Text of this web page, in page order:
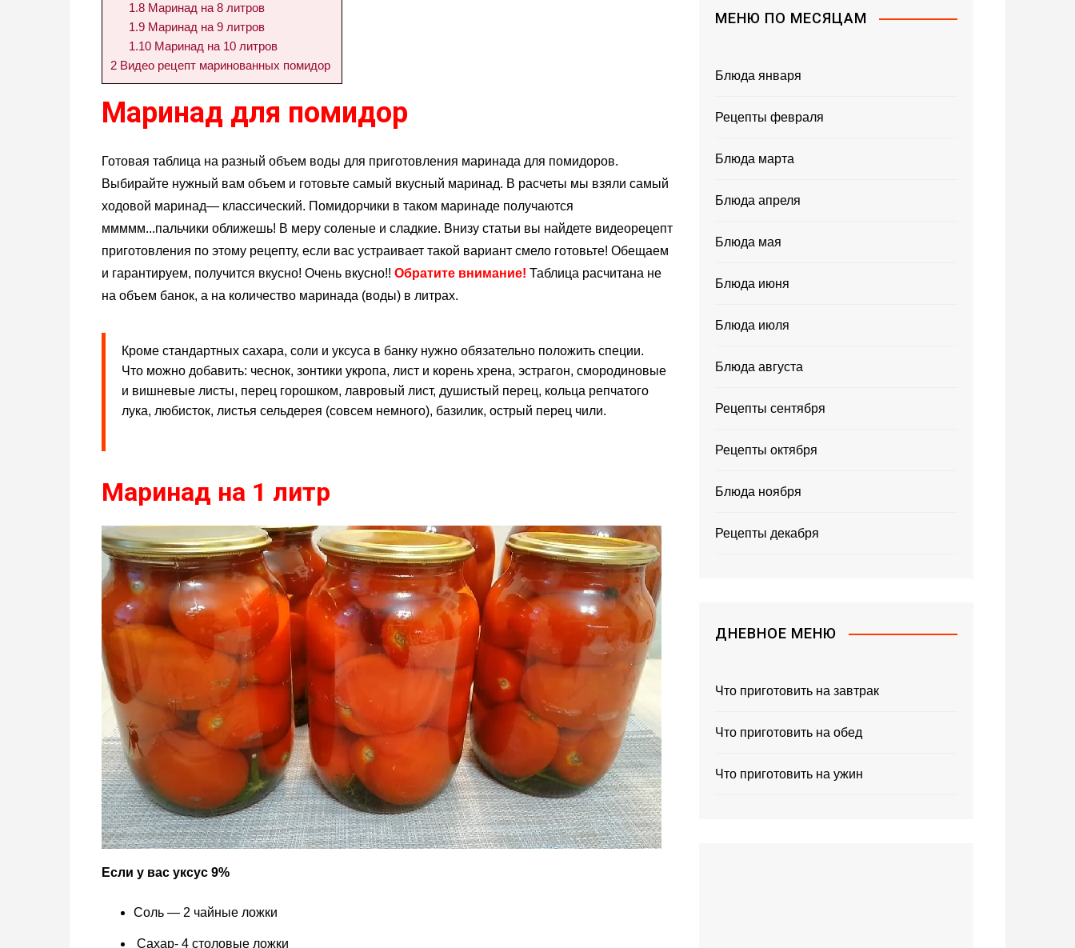
1.8Маринад на 8 литров
1.9Маринад на 9 литров
1.10Маринад на 10 литров
2 Видео рецепт маринованных помидор
Маринад для помидор
Готовая таблица на разный объем воды для приготовления маринада для помидоров.
Выбирайте нужный вам объем и готовьте самый вкусный маринад. В расчеты мы взяли самый
ходовой маринад— классический. Помидорчики в таком маринаде получаются
ммммм...пальчики оближешь! В меру соленые и сладкие. Внизу статьи вы найдете видеорецепт
приготовления по этому рецепту, если вас устраивает такой вариант смело готовьте! Обещаем
и гарантируем, получится вкусно! Очень вкусно!! Обратите внимание! Таблица расчитана не
на объем банок, а на количество маринада (воды) в литрах.
Кроме стандартных сахара, соли и уксуса в банку нужно обязательно положить специи.
Что можно добавить: чеснок, зонтики укропа, лист и корень хрена, эстрагон, смородиновые
и вишневые листы, перец горошком, лавровый лист, душистый перец, кольца репчатого
лука, любисток, листья сельдерея (совсем немного), базилик, острый перец чили.
Маринад на 1 литр
Если у вас уксус 9%
Соль — 2 чайные ложки
Сахар- 4 столовые ложки
МЕНЮ ПО МЕСЯЦАМ
Блюда января
Рецепты февраля
Блюда марта
Блюда апреля
Блюда мая
Блюда июня
Блюда июля
Блюда августа
Рецепты сентября
Рецепты октября
Блюда ноября
Рецепты декабря
ДНЕВНОЕ МЕНЮ
Что приготовить на завтрак
Что приготовить на обед
Что приготовить на ужин